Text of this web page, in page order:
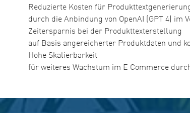
Reduzierte Kosten für
durch die Anbindung von OpenAI (GPT 4) im
Zeitersparnis bei der Produkttexterstellung
auf Basis angereicherter Produktdaten und
Hohe Skalierbarkeit
für weiteres Wachstum im E Commerce